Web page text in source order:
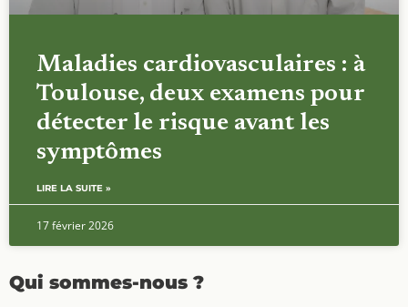
Maladies cardiovasculaires : à
Toulouse, deux examens pour
détecter le risque avant les
symptômes
LIRE LA SUITE »
17 février 2026
Qui sommes-nous ?